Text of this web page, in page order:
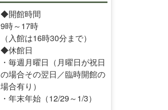
◆開館時間
9時～17時
（入館は16時30分まで）
◆休館日
・毎週月曜日（月曜日が祝日
の場合その翌日／臨時開館の
場合有り）
・年末年始（12/29～1/3）